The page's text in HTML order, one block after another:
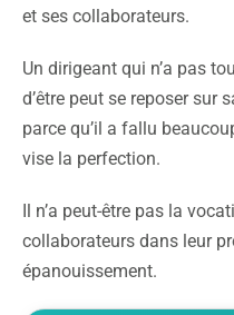
et ses collaborateurs.
Un dirigeant qui n’a pas
d’être peut se reposer sur
parce qu’il a fallu
vise la perfection.
Il n’a peut-être pas la
collaborateurs dans leur
épanouissement.